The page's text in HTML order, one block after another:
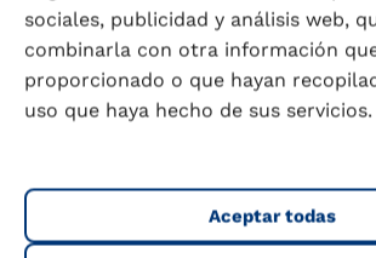
sociales, publicidad y análisis web,
combinarla con otra información
proporcionado o que hayan
uso que haya hecho de sus servicios.
Aceptar todas
Ver producto